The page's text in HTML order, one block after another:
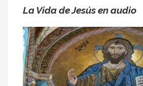
La Vida de Jesús en audio